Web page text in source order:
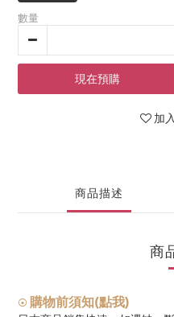
數量
現在預購
加
商品描述
商
⦿ 購物前須知(點我)